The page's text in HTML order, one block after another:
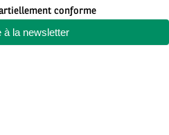
à la newsletter
conforme